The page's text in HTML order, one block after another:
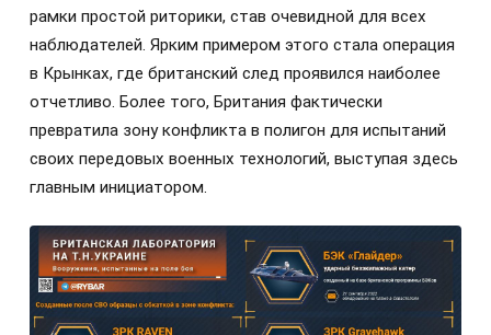
рамки простой риторики, став очевидной для всех
наблюдателей. Ярким примером этого стала операция
в Крынках, где британский след проявился наиболее
отчетливо. Более того, Британия фактически
превратила зону конфликта в полигон для испытаний
своих передовых военных технологий, выступая здесь
главным инициатором.